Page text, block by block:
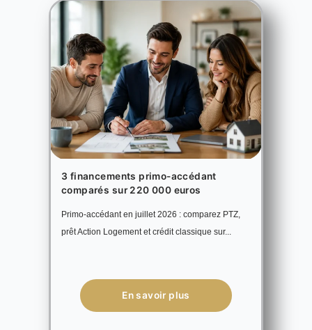
3 financements primo-accédant
comparés sur 220 000 euros
Primo-accédant en juillet 2026 : comparez PTZ,
prêt Action Logement et crédit classique sur...
En savoir plus